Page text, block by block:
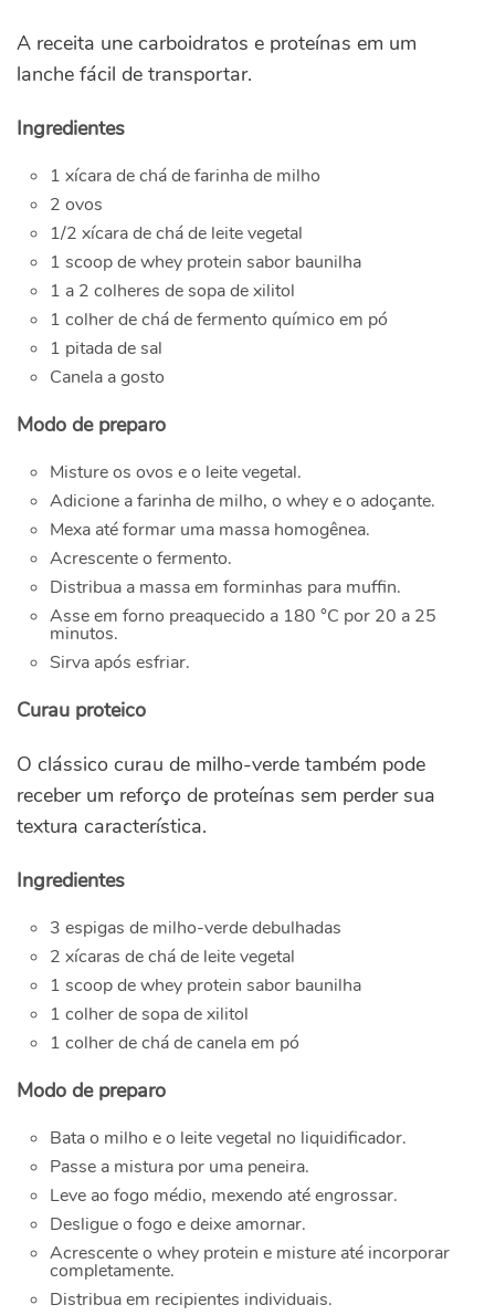
A receita une carboidratos e proteínas em um
lanche fácil de transportar.
Ingredientes
1 xícara de chá de farinha de milho
2 ovos
1/2 xícara de chá de leite vegetal
1 scoop de whey protein sabor baunilha
1 a 2 colheres de sopa de xilitol
1 colher de chá de fermento químico em pó
1 pitada de sal
Canela a gosto
Modo de preparo
Misture os ovos e o leite vegetal.
Adicione a farinha de milho, o whey e o adoçante.
Mexa até formar uma massa homogênea.
Acrescente o fermento.
Distribua a massa em forminhas para muffin.
Asse em forno preaquecido a 180 °C por 20 a 25
minutos.
Sirva após esfriar.
Curau proteico
O clássico curau de milho-verde também pode
receber um reforço de proteínas sem perder sua
textura característica.
Ingredientes
3 espigas de milho-verde debulhadas
2 xícaras de chá de leite vegetal
1 scoop de whey protein sabor baunilha
1 colher de sopa de xilitol
1 colher de chá de canela em pó
Modo de preparo
Bata o milho e o leite vegetal no liquidificador.
Passe a mistura por uma peneira.
Leve ao fogo médio, mexendo até engrossar.
Desligue o fogo e deixe amornar.
Acrescente o whey protein e misture até incorporar
completamente.
Distribua em recipientes individuais.